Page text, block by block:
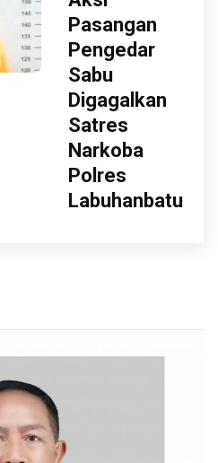
Pasangan
Pengedar
Sabu
Digagalkan
Satres
Narkoba
Polres
Labuhanbatu